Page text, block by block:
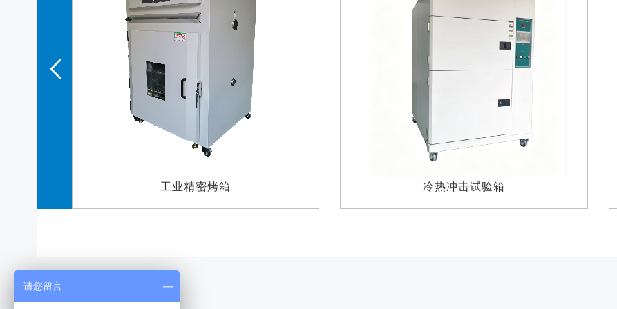
冷热冲击试验箱 80L恒温恒湿试验箱
请您留言